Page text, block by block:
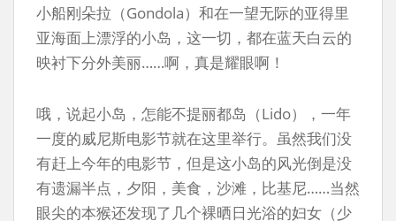
小船刚朵拉（Gondola）和在一望无际的亚得里
亚海面上漂浮的小岛，这一切，都在蓝天白云的
映衬下分外美丽……啊，真是耀眼啊！
哦，说起小岛，怎能不提丽都岛（Lido），一年
一度的威尼斯电影节就在这里举行。虽然我们没
有赶上今年的电影节，但是这小岛的风光倒是没
有遗漏半点，夕阳，美食，沙滩，比基尼……当然
眼尖的本猴还发现了几个裸晒日光浴的妇女（少